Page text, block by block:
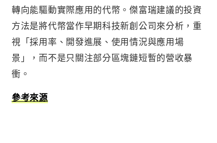
轉向能驅動實際應用的代幣。傑富瑞建議的投資
方法是將代幣當作早期科技新創公司來分析，重
視「採用率、開發進展、使用情況與應用場
景」，而不是只關注部分區塊鏈短暫的營收暴
衝。
參考來源